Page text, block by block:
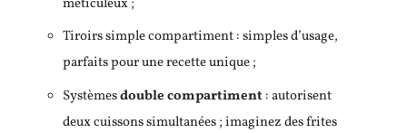
Tiroirs simple compartiment : simples d’usage,
parfaits pour une recette unique ;
Systèmesdouble compartiment: autorisent
deux cuissons simultanées ; imaginez des frites